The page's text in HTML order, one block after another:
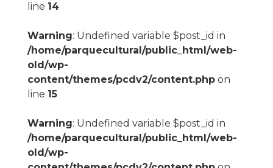
line 14
Warning: Undefined variable $post_id in
/home/parquecultural/public_html/web-
old/wp-
content/themes/pcdv2/content.phpon
line 15
Warning: Undefined variable $post_id in
/home/parquecultural/public_html/web-
old/wp-